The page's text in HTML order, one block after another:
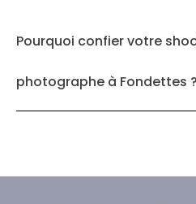
Pourquoi confier votre
photographe à Fondettes ?